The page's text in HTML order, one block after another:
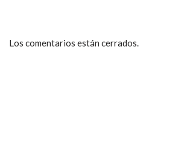
Los comentarios están cerrados.